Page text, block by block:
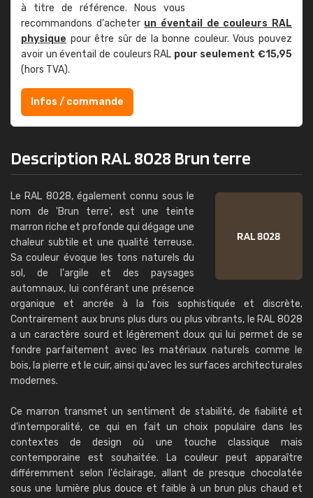
à titre de référence. Nous vous
recommandons d'acheter un éventail de couleurs RAL
physique pour être sûr de la bonne couleur. Vous pouvez
avoir un éventail de couleurs RAL pour seulement €15,95
(hors TVA).
Infos / commande
Description RAL 8028 Brun terre
Le RAL 8028, également connu sous le
nom de 'Brun terre', est une teinte
marron riche et profonde qui dégage une
chaleur subtile et une qualité terreuse.
Sa couleur évoque les tons naturels du
sol, de l'argile et des paysages
automnaux, lui conférant une présence
organique et ancrée à la fois sophistiquée et discrète.
Contrairement aux bruns plus durs ou plus vibrants, le RAL 8028
a un caractère sourd et légèrement doux qui lui permet de se
fondre parfaitement avec les matériaux naturels comme le
bois, la pierre et le cuir, ainsi qu'avec les surfaces architecturales
modernes.
Ce marron transmet un sentiment de stabilité, de fiabilité et
d'intemporalité, ce qui en fait un choix populaire dans les
contextes de design où une touche classique mais
contemporaine est souhaitée. La couleur peut apparaître
différemment selon l'éclairage, allant de presque chocolatée
sous une lumière plus douce et faible à un brun plus chaud et